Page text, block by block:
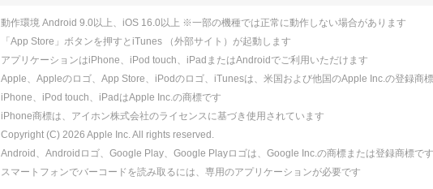
動作環境 Android 9.0以上、iOS 16.0以上 ※一部の機種では正常に動作しない場合があります
「App Store」ボタンを押すとiTunes （外部サイト）が起動します
アプリケーションはiPhone、iPod touch、iPadまたはAndroidでご利用いただけます
Apple、Appleのロゴ、App Store、iPodのロゴ、iTunesは、米国および他国のApple Inc.の登録商
iPhone、iPod touch、iPadはApple Inc.の商標です
iPhone商標は、アイホン株式会社のライセンスに基づき使用されています
Copyright (C) 2026 Apple Inc. All rights reserved.
Android、Androidロゴ、Google Play、Google Playロゴは、Google Inc.の商標または登録商標です
スマートフォンでバーコードを読み取るには、専用のアプリケーションが必要です